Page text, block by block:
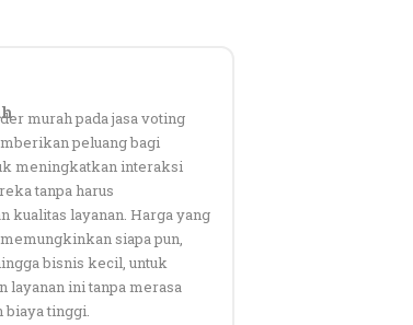
murah pada jasa voting
peluang bagi
meningkatkan interaksi
tanpa harus
kualitas layanan. Harga yang
siapa pun,
bisnis kecil, untuk
layanan ini tanpa merasa
biaya tinggi.